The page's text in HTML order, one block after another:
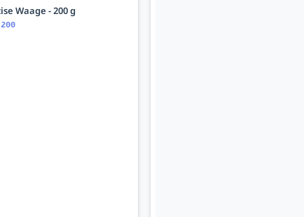
Waage - 200 g
200